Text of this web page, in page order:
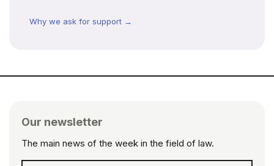
Why we ask for support →
Our newsletter
The main news of the week in the field of law.